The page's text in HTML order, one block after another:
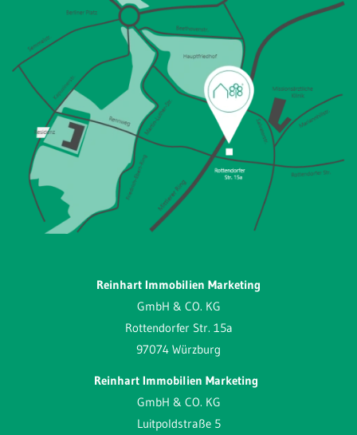
Reinhart Immobilien Marketing
GmbH & CO. KG
Rottendorfer Str. 15a
97074 Würzburg
Reinhart Immobilien Marketing
GmbH & CO. KG
Luitpoldstraße 5